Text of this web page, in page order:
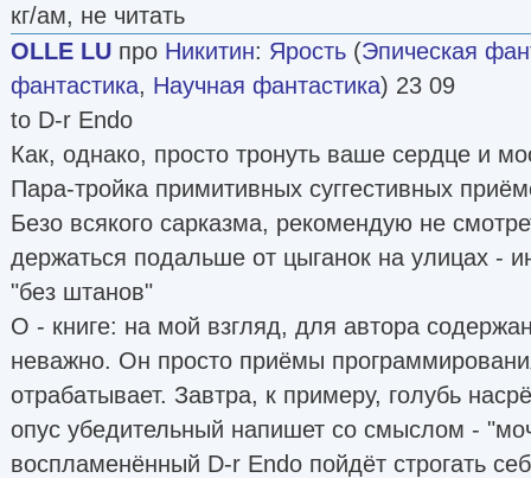
кг/ам, не читать
OLLE LU про Никитин: Ярость (Эпическая
фантастика, Научная фантастика) 23 09
to D-r Endo
Как, однако, просто тронуть ваше сердце и
Пара-тройка примитивных суггестивных
Безо всякого сарказма, рекомендую не
держаться подальше от цыганок на улицах -
"без штанов"
О - книге: на мой взгляд, для автора
неважно. Он просто приёмы
отрабатывает. Завтра, к примеру, голубь
опус убедительный напишет со смыслом -
воспламенённый D-r Endo пойдёт строгать